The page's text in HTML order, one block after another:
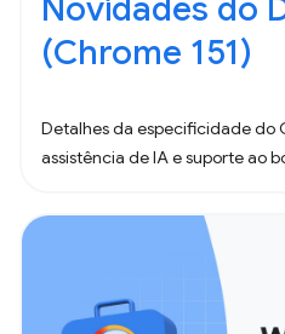
Novidades do
(Chrome 151)
Detalhes da especificidade do
assistência de IA e suporte ao